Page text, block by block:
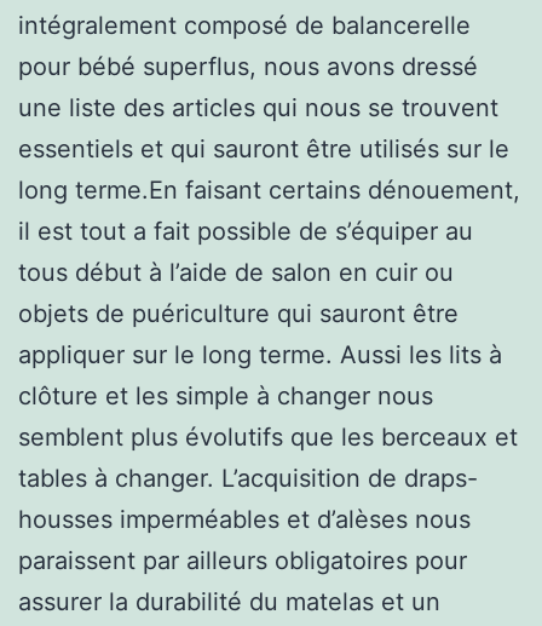
intégralement composé de balancerelle
pour bébé superflus, nous avons dressé
une liste des articles qui nous se trouvent
essentiels et qui sauront être utilisés sur le
long terme.En faisant certains dénouement,
il est tout a fait possible de s’équiper au
tous début à l’aide de salon en cuir ou
objets de puériculture qui sauront être
appliquer sur le long terme. Aussi les lits à
clôture et les simple à changer nous
semblent plus évolutifs que les berceaux et
tables à changer. L’acquisition de draps-
housses imperméables et d’alèses nous
paraissent par ailleurs obligatoires pour
assurer la durabilité du matelas et un